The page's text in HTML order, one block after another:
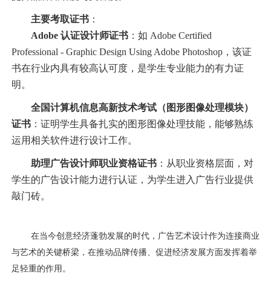
主要考取证书 ：
Adobe 认证设计师证书 ：如 Adobe Certified
Professional - Graphic Design Using Adobe Photoshop，该证
书在行业内具有较高认可度，是学生专业能力的有力证
明。
全国计算机信息高新技术考试（图形图像处理模块）
证书 ：证明学生具备扎实的图形图像处理技能，能够熟练
运用相关软件进行设计工作。
助理广告设计师职业资格证书 ：从职业资格层面，对
学生的广告设计能力进行认证，为学生进入广告行业提供
敲门砖。
在当今创意经济蓬勃发展的时代，广告艺术设计作为连接商业
与艺术的关键桥梁，在推动品牌传播、促进经济发展方面发挥着举
足轻重的作用。